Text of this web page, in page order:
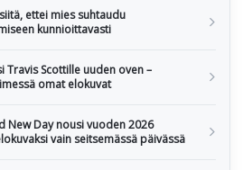
ettei mies suhtaudu
kunnioittavasti
Travis Scottille uuden oven –
omat elokuvat
New Day nousi vuoden 2026
vain seitsemässä päivässä